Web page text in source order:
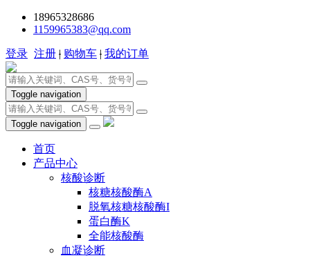
18965328686
1159965383@qq.com
登录 注册 | 购物车 | 我的订单
Toggle navigation
Toggle navigation
首页
产品中心
核酸诊断
核糖核酸酶A
脱氧核糖核酸酶I
蛋白酶K
全能核酸酶
血凝诊断